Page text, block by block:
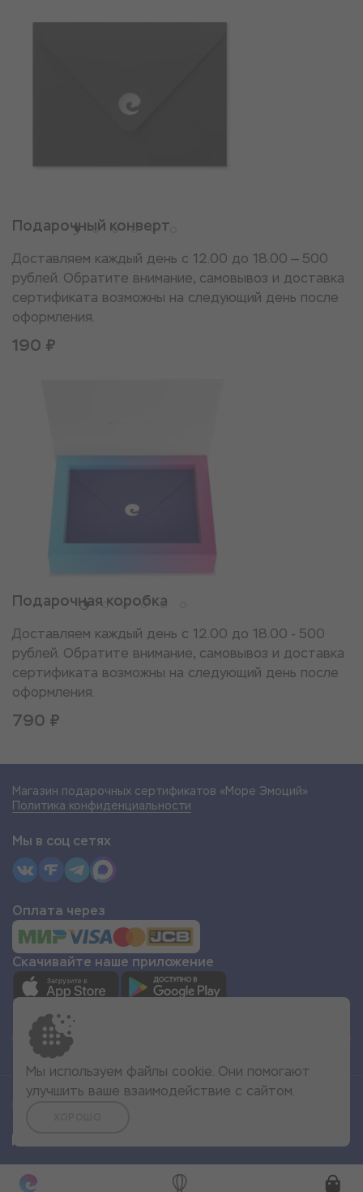
Подарочный конверт
Доставляем каждый день с 12.00 до 18.00 — 500
рублей. Обратите внимание, самовывоз и доставка
сертификата возможны на следующий день после
оформления.
190 ₽
Подарочная коробка
Доставляем каждый день с 12.00 до 18.00 - 500
рублей. Обратите внимание, самовывоз и доставка
сертификата возможны на следующий день после
оформления.
790 ₽
Магазин подарочных сертификатов «Море Эмоций»
Политика конфиденциальности
Мы в соц сетях
Оплата через
Скачивайте наше приложение
Мы используем файлы cookie. Они помогают
улучшить ваше взаимодействие с сайтом.